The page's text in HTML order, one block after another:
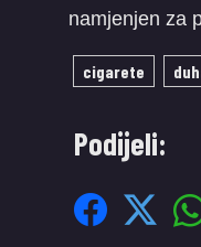
namjenjen za
cigarete
Podijeli: